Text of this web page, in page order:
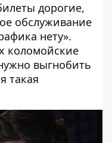
дорогие,
обслуживание
нету».
коломойские
выгнобить
такая